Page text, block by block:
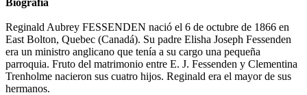
Reginald Aubrey FESSENDEN nació el 6 de octubre de 1866 en
East Bolton, Quebec (Canadá). Su padre Elisha Joseph Fessenden
era un ministro anglicano que tenía a su cargo una pequeña
parroquia. Fruto del matrimonio entre E. J. Fessenden y Clementina
Trenholme nacieron sus cuatro hijos. Reginald era el mayor de sus
hermanos.